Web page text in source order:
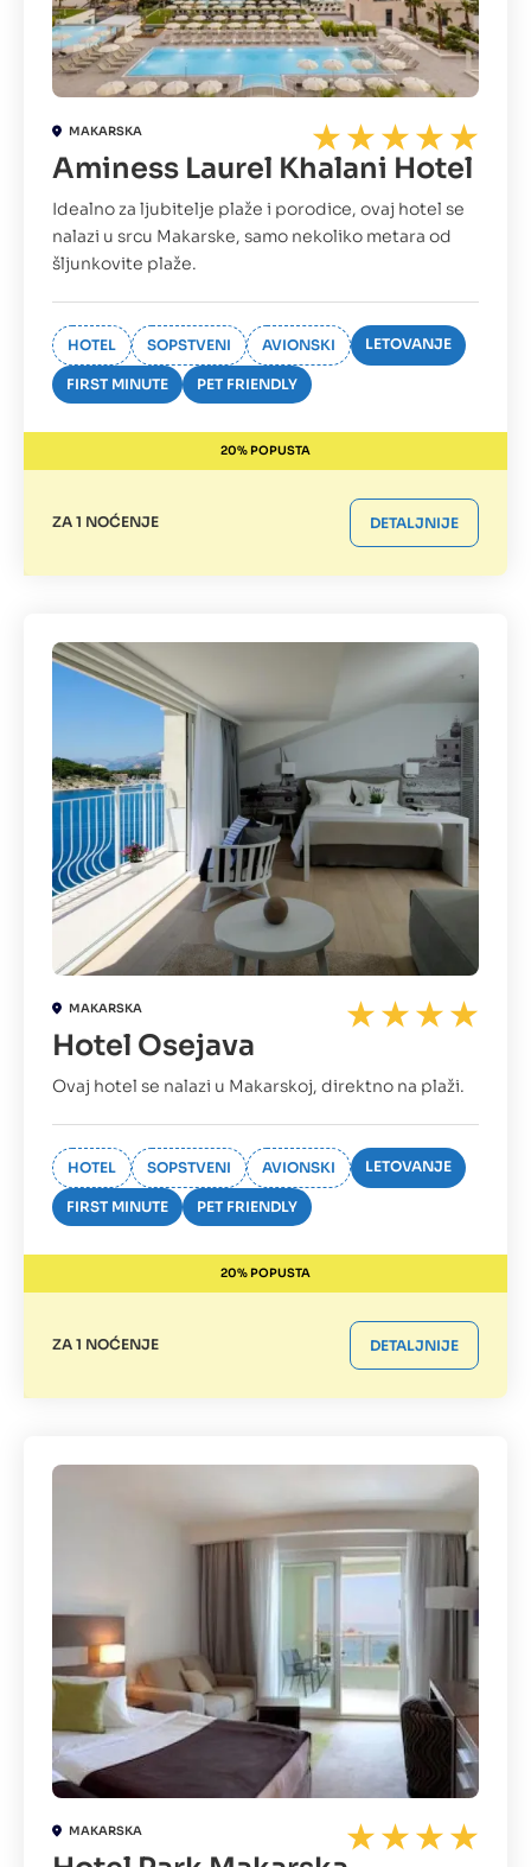
MAKARSKA
Aminess Laurel Khalani Hotel
Idealno za ljubitelje plaže i porodice, ovaj hotel se
nalazi u srcu Makarske, samo nekoliko metara od
šljunkovite plaže.
HOTEL SOPSTVENI AVIONSKI LETOVANJE
FIRST MINUTE PET FRIENDLY
20% POPUSTA
ZA 1 NOĆENJE DETALJNIJE
MAKARSKA
Hotel Osejava
Ovaj hotel se nalazi u Makarskoj, direktno na plaži.
HOTEL SOPSTVENI AVIONSKI LETOVANJE
FIRST MINUTE PET FRIENDLY
20% POPUSTA
ZA 1 NOĆENJE DETALJNIJE
MAKARSKA